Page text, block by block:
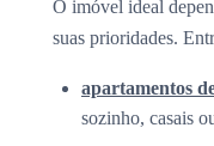
O imóvel ideal
suas prioridades.
apartamentos
sozinho, casais